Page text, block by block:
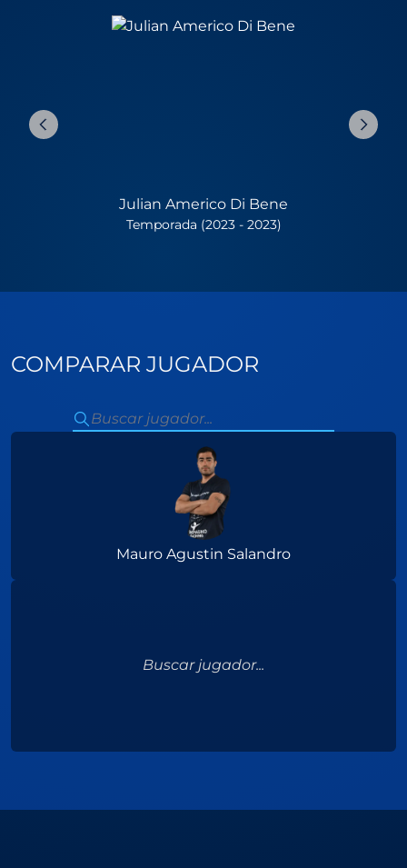
Julian Americo Di Bene
Temporada (2023 - 2023)
COMPARAR JUGADOR
Mauro Agustin Salandro
Buscar jugador...